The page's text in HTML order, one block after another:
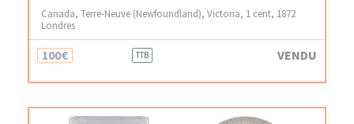
Canada, Terre-Neuve (Newfoundland), Victoria, 1 cent, 1872
Londres
100€ TTB VENDU